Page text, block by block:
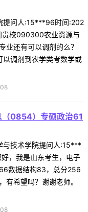
提问人:15***96时间:202
校090300农业资源与
业还有可以调剂的么？
以调剂到农学类考数学或
（0854）专硕政治61
与技术学院提问人:15***
，我是山东考生，电子
数据结构83，总分256
有希望吗？谢谢老师。